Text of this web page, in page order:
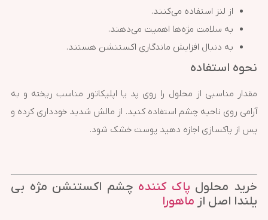
از لنز استفاده می‌کنند.
به سلامت مژه‌ها اهمیت می‌دهند.
به دنبال افزایش ماندگاری اکستنشن هستند.
نحوه استفاده
مقدار مناسبی از محلول را روی پد یا اپلیکاتور مناسب ریخته و به
آرامی روی ناحیه چشم استفاده کنید. از مالش شدید خودداری کرده و
پس از پاکسازی اجازه دهید پوست خشک شود.
خرید محلول پاک کننده چشم اکستنشن مژه بی
یلندا اصل از ماهورا